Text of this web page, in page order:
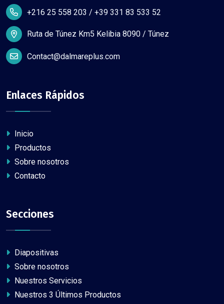
+216 25 558 203 / +39 331 83 533 52
Ruta de Túnez Km5 Kelibia 8090 / Túnez
Contact@dalmareplus.com
Enlaces Rápidos
Inicio
Productos
Sobre nosotros
Contacto
Secciones
Diapositivas
Sobre nosotros
Nuestros Servicios
Nuestros 3 Últimos Productos